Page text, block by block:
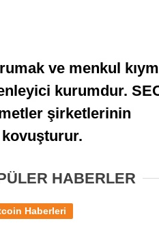
ve menkul
kurumdur.
şirketlerinin
kovuşturur.
HABERLER
Haberleri